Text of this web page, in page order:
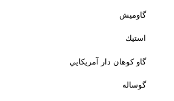
گاوميش
استيك
گاو كوهان دار آمريكايي
گوساله